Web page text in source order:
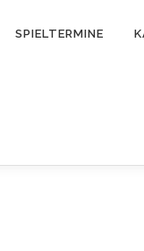
SPIELTERMINE